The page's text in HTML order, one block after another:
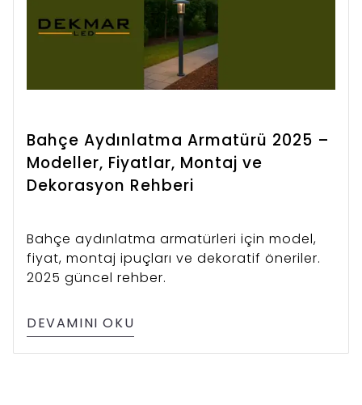
Bahçe Aydınlatma Armatürü 2025 –
Modeller, Fiyatlar, Montaj ve
Dekorasyon Rehberi
Bahçe aydınlatma armatürleri için model,
fiyat, montaj ipuçları ve dekoratif öneriler.
2025 güncel rehber.
DEVAMINI OKU